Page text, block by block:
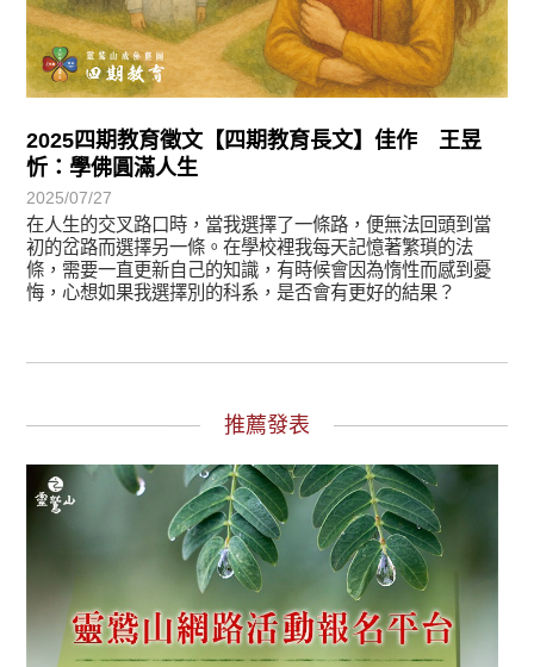
2025四期教育徵文【四期教育長文】佳作 王昱
忻：學佛圓滿人生
2025/07/27
在人生的交叉路口時，當我選擇了一條路，便無法回頭到當
初的岔路而選擇另一條。在學校裡我每天記憶著繁瑣的法
條，需要一直更新自己的知識，有時候會因為惰性而感到憂
悔，心想如果我選擇別的科系，是否會有更好的結果？
推薦發表